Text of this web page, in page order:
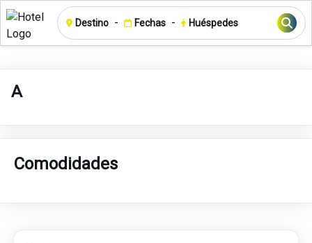
Destino - Fechas - Huéspedes
A
Comodidades